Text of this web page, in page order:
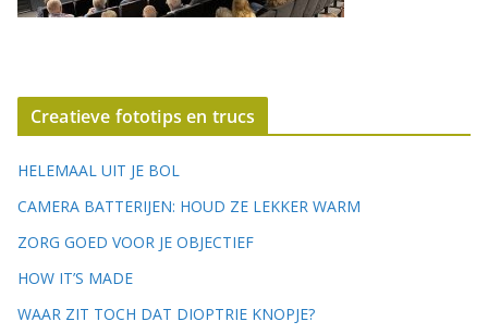
Creatieve fototips en trucs
HELEMAAL UIT JE BOL
CAMERA BATTERIJEN: HOUD ZE LEKKER WARM
ZORG GOED VOOR JE OBJECTIEF
HOW IT’S MADE
WAAR ZIT TOCH DAT DIOPTRIE KNOPJE?